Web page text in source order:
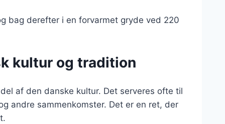
bag derefter i en forvarmet gryde ved 220
kultur og tradition
af den danske kultur. Det serveres ofte til
andre sammenkomster. Det er en ret, der